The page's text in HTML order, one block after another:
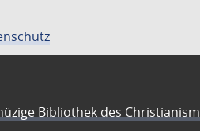
Bibliothek des Christianism